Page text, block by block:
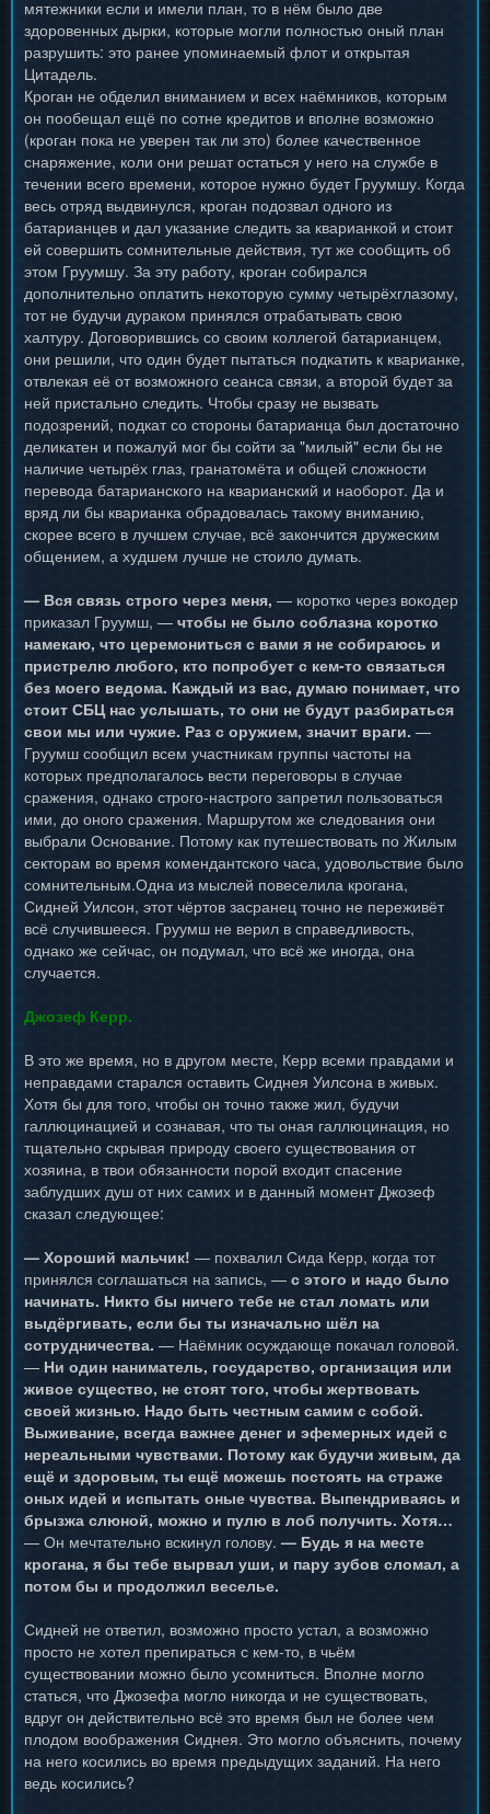
мятежники если и имели план, то в нём было две
здоровенных дырки, которые могли полностью оный план
разрушить: это ранее упоминаемый флот и открытая
Цитадель.
Кроган не обделил вниманием и всех наёмников, которым
он пообещал ещё по сотне кредитов и вполне возможно
(кроган пока не уверен так ли это) более качественное
снаряжение, коли они решат остаться у него на службе в
течении всего времени, которое нужно будет Груумшу. Когда
весь отряд выдвинулся, кроган подозвал одного из
батарианцев и дал указание следить за кварианкой и стоит
ей совершить сомнительные действия, тут же сообщить об
этом Груумшу. За эту работу, кроган собирался
дополнительно оплатить некоторую сумму четырёхглазому,
тот не будучи дураком принялся отрабатывать свою
халтуру. Договорившись со своим коллегой батарианцем,
они решили, что один будет пытаться подкатить к кварианке,
отвлекая её от возможного сеанса связи, а второй будет за
ней пристально следить. Чтобы сразу не вызвать
подозрений, подкат со стороны батарианца был достаточно
деликатен и пожалуй мог бы сойти за "милый" если бы не
наличие четырёх глаз, гранатомёта и общей сложности
перевода батарианского на кварианский и наоборот. Да и
вряд ли бы кварианка обрадовалась такому вниманию,
скорее всего в лучшем случае, всё закончится дружеским
общением, а худшем лучше не стоило думать.
— Вся связь строго через меня, — коротко через вокодер
приказал Груумш, — чтобы не было соблазна коротко
намекаю, что церемониться с вами я не собираюсь и
пристрелю любого, кто попробует с кем-то связаться
без моего ведома. Каждый из вас, думаю понимает, что
стоит СБЦ нас услышать, то они не будут разбираться
свои мы или чужие. Раз с оружием, значит враги. —
Груумш сообщил всем участникам группы частоты на
которых предполагалось вести переговоры в случае
сражения, однако строго-настрого запретил пользоваться
ими, до оного сражения. Маршрутом же следования они
выбрали Основание. Потому как путешествовать по Жилым
секторам во время комендантского часа, удовольствие было
сомнительным.Одна из мыслей повеселила крогана,
Сидней Уилсон, этот чёртов засранец точно не переживёт
всё случившееся. Груумш не верил в справедливость,
однако же сейчас, он подумал, что всё же иногда, она
случается.
Джозеф Керр.
В это же время, но в другом месте, Керр всеми правдами и
неправдами старался оставить Сиднея Уилсона в живых.
Хотя бы для того, чтобы он точно также жил, будучи
галлюцинацией и сознавая, что ты оная галлюцинация, но
тщательно скрывая природу своего существования от
хозяина, в твои обязанности порой входит спасение
заблудших душ от них самих и в данный момент Джозеф
сказал следующее:
— Хороший мальчик! — похвалил Сида Керр, когда тот
принялся соглашаться на запись, — с этого и надо было
начинать. Никто бы ничего тебе не стал ломать или
выдёргивать, если бы ты изначально шёл на
сотрудничества. — Наёмник осуждающе покачал головой.
— Ни один наниматель, государство, организация или
живое существо, не стоят того, чтобы жертвовать
своей жизнью. Надо быть честным самим с собой.
Выживание, всегда важнее денег и эфемерных идей с
нереальными чувствами. Потому как будучи живым, да
ещё и здоровым, ты ещё можешь постоять на страже
оных идей и испытать оные чувства. Выпендриваясь и
брызжа слюной, можно и пулю в лоб получить. Хотя…
— Он мечтательно вскинул голову. — Будь я на месте
крогана, я бы тебе вырвал уши, и пару зубов сломал, а
потом бы и продолжил веселье.
Сидней не ответил, возможно просто устал, а возможно
просто не хотел препираться с кем-то, в чьём
существовании можно было усомниться. Вполне могло
статься, что Джозефа могло никогда и не существовать,
вдруг он действительно всё это время был не более чем
плодом воображения Сиднея. Это могло объяснить, почему
на него косились во время предыдущих заданий. На него
ведь косились?